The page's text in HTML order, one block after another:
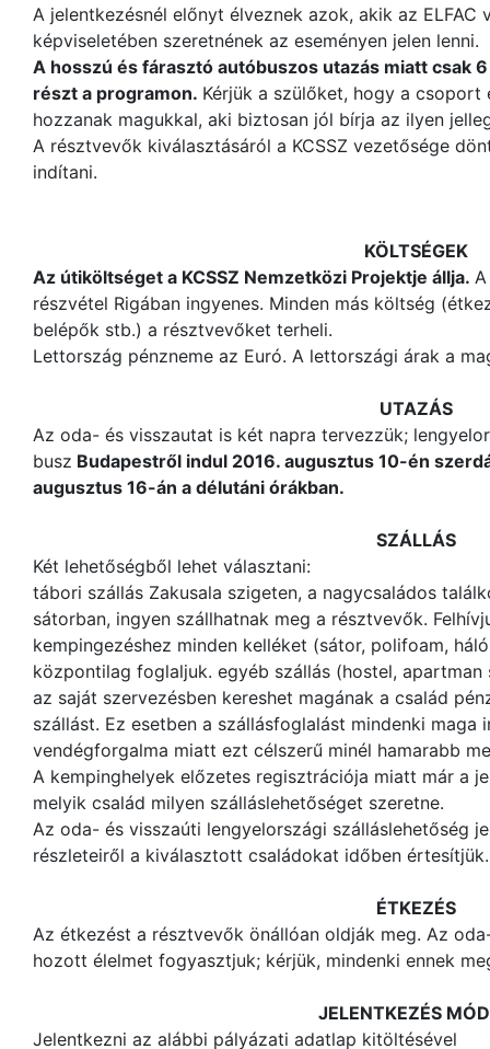
A jelentkezésnél előnyt élveznek azok, akik az ELFAC
képviseletében szeretnének az eseményen jelen lenni.
A hosszú és fárasztó autóbuszos utazás miatt csak
részt a programon. Kérjük a szülőket, hogy a
hozzanak magukkal, aki biztosan jól bírja az ilyen
A résztvevők kiválasztásáról a KCSSZ vezetősége
indítani.
KÖLTSÉGEK
Az útiköltséget a KCSSZ Nemzetközi Projektje állja.
részvétel Rigában ingyenes. Minden más költség
belépők stb.) a résztvevőket terheli.
Lettország pénzneme az Euró. A lettországi árak a
UTAZÁS
Az oda- és visszautat is két napra tervezzük;
busz Budapestről indul 2016. augusztus 10-én
augusztus 16-án a délutáni órákban.
SZÁLLÁS
Két lehetőségből lehet választani:
tábori szállás Zakusala szigeten, a nagycsaládos
sátorban, ingyen szállhatnak meg a résztvevők.
kempingezéshez minden kelléket (sátor, polifoam,
központilag foglaljuk. egyéb szállás (hostel,
az saját szervezésben kereshet magának a család
szállást. Ez esetben a szállásfoglalást mindenki maga
vendégforgalma miatt ezt célszerű minél hamarabb
A kempinghelyek előzetes regisztrációja miatt már a
melyik család milyen szálláslehetőséget szeretne.
Az oda- és visszaúti lengyelországi szálláslehetőség
részleteiről a kiválasztott családokat időben értesítjük.
ÉTKEZÉS
Az étkezést a résztvevők önállóan oldják meg. Az
hozott élelmet fogyasztjuk; kérjük, mindenki ennek
JELENTKEZÉS
Jelentkezni az alábbi pályázati adatlap kitöltésével